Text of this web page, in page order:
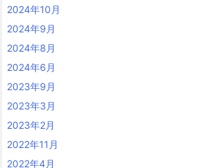
2024年10月
2024年9月
2024年8月
2024年6月
2023年9月
2023年3月
2023年2月
2022年11月
2022年4月